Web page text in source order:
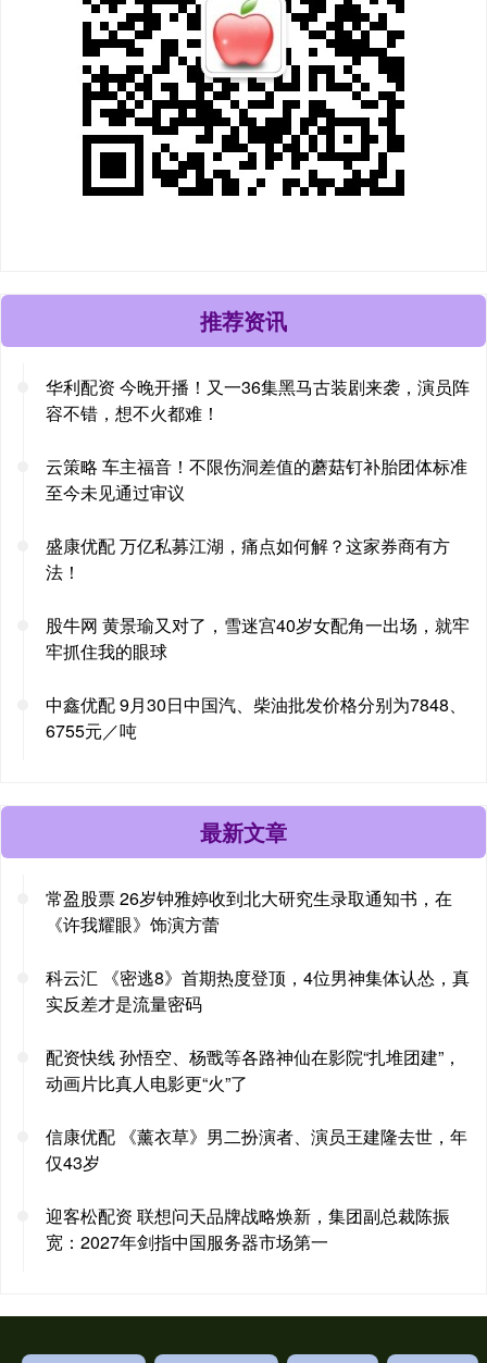
推荐资讯
华利配资 今晚开播！又一36集黑马古装剧来袭，演员阵
容不错，想不火都难！
云策略 车主福音！不限伤洞差值的蘑菇钉补胎团体标准
至今未见通过审议
盛康优配 万亿私募江湖，痛点如何解？这家券商有方
法！
股牛网 黄景瑜又对了，雪迷宫40岁女配角一出场，就牢
牢抓住我的眼球
中鑫优配 9月30日中国汽、柴油批发价格分别为7848、
6755元／吨
最新文章
常盈股票 26岁钟雅婷收到北大研究生录取通知书，在
《许我耀眼》饰演方蕾
科云汇 《密逃8》首期热度登顶，4位男神集体认怂，真
实反差才是流量密码
配资快线 孙悟空、杨戬等各路神仙在影院“扎堆团建”，
动画片比真人电影更“火”了
信康优配 《薰衣草》男二扮演者、演员王建隆去世，年
仅43岁
迎客松配资 联想问天品牌战略焕新，集团副总裁陈振
宽：2027年剑指中国服务器市场第一